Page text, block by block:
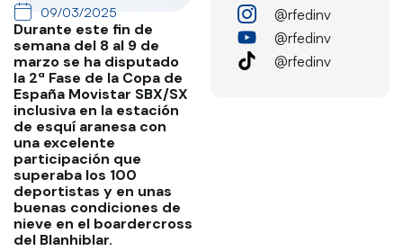
09/03/2025
Durante este fin de
semana del 8 al 9 de
marzo se ha disputado
la 2ª Fase de la Copa de
España Movistar SBX/SX
inclusiva en la estación
de esquí aranesa con
una excelente
participación que
superaba los 100
deportistas y en unas
buenas condiciones de
nieve en el boardercross
del Blanhiblar.
@rfedinv
@rfedinv
@rfedinv